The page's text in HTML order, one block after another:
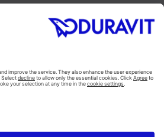
Instagram
RSS-Feed